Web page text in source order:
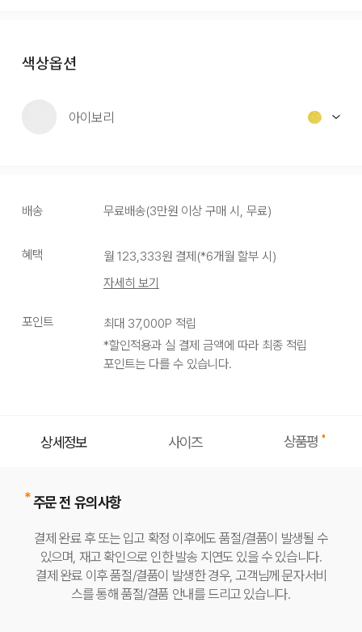
색상옵션
아이보리
옐로우
배송 무료배송(3만원 이상 구매 시, 무료)
혜택 월 123,333원 결제(*6개월 할부 시)
자세히 보기
포인트 최대 37,000P 적립
*할인적용과 실 결제 금액에 따라 최종 적립
포인트는 다를 수 있습니다.
상세정보 사이즈 상품평
주문 전 유의사항
결제 완료 후 또는 입고 확정 이후에도 품절/결품이 발생될 수
있으며, 재고 확인으로 인한 발송 지연도 있을 수 있습니다.
결제 완료 이후 품절/결품이 발생한 경우, 고객님께 문자서비
스를 통해 품절/결품 안내를 드리고 있습니다.